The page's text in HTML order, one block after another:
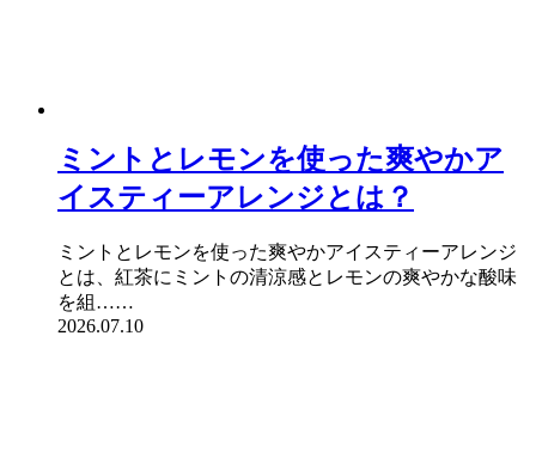
ミントとレモンを使った爽やかア
イスティーアレンジとは？
ミントとレモンを使った爽やかアイスティーアレンジ
とは、紅茶にミントの清涼感とレモンの爽やかな酸味
を組……
2026.07.10